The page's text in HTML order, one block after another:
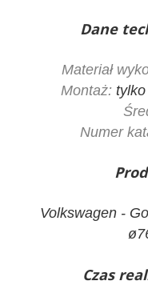
Dane
Materiał
Montaż:
Numer
Volkswagen -
Czas